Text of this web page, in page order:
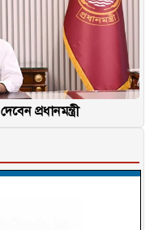
প্রধানমন্ত্রী